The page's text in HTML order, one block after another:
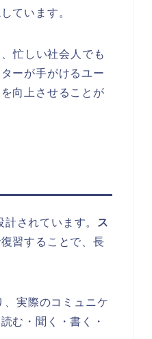
ています。
忙しい社会人でも
ーが手がけるユー
向上させることが
されています。
ス
習することで、長
、実際のコミュニケ
む・聞く・書く・